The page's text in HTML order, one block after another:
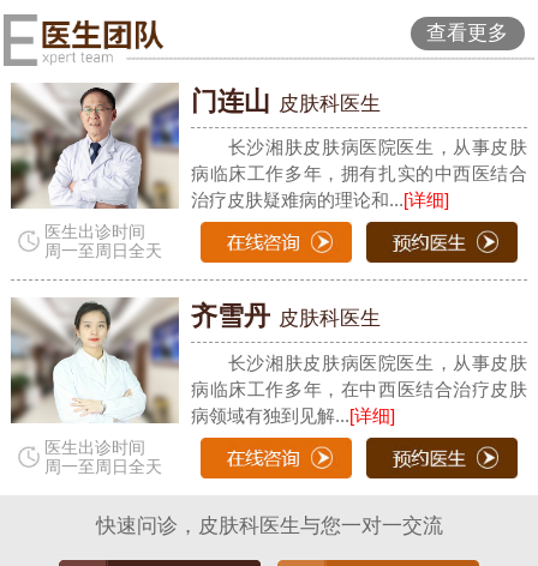
查看更多
医生出诊时间
周一至周日全天
门连山 皮肤科医生
长沙湘肤皮肤病医院医生，从事皮肤
病临床工作多年，拥有扎实的中西医结合
治疗皮肤疑难病的理论和...[详细]
医生出诊时间
周一至周日全天
齐雪丹 皮肤科医生
长沙湘肤皮肤病医院医生，从事皮肤
病临床工作多年，在中西医结合治疗皮肤
病领域有独到见解...[详细]
快速问诊，皮肤科医生与您一对一交流